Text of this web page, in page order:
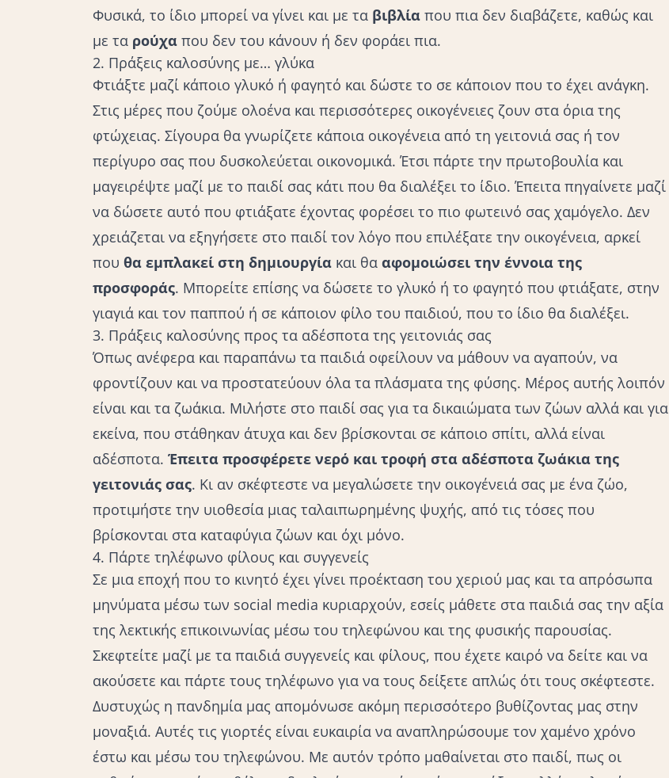
Φυσικά, το ίδιο μπορεί να γίνει και με τα βιβλία που πια δεν διαβάζετε, καθώς και
με τα ρούχα που δεν του κάνουν ή δεν φοράει πια.
2. Πράξεις καλοσύνης με… γλύκα
Φτιάξτε μαζί κάποιο γλυκό ή φαγητό και δώστε το σε κάποιον που το έχει ανάγκη.
Στις μέρες που ζούμε ολοένα και περισσότερες οικογένειες ζουν στα όρια της
φτώχειας. Σίγουρα θα γνωρίζετε κάποια οικογένεια από τη γειτονιά σας ή τον
περίγυρο σας που δυσκολεύεται οικονομικά. Έτσι πάρτε την πρωτοβουλία και
μαγειρέψτε μαζί με το παιδί σας κάτι που θα διαλέξει το ίδιο. Έπειτα πηγαίνετε μαζί
να δώσετε αυτό που φτιάξατε έχοντας φορέσει το πιο φωτεινό σας χαμόγελο. Δεν
χρειάζεται να εξηγήσετε στο παιδί τον λόγο που επιλέξατε την οικογένεια, αρκεί
που θα εμπλακεί στη δημιουργία και θα αφομοιώσει την έννοια της
προσφοράς. Μπορείτε επίσης να δώσετε το γλυκό ή το φαγητό που φτιάξατε, στην
γιαγιά και τον παππού ή σε κάποιον φίλο του παιδιού, που το ίδιο θα διαλέξει.
3. Πράξεις καλοσύνης προς τα αδέσποτα της γειτονιάς σας
Όπως ανέφερα και παραπάνω τα παιδιά οφείλουν να μάθουν να αγαπούν, να
φροντίζουν και να προστατεύουν όλα τα πλάσματα της φύσης. Μέρος αυτής λοιπόν
είναι και τα ζωάκια. Μιλήστε στο παιδί σας για τα δικαιώματα των ζώων αλλά και για
εκείνα, που στάθηκαν άτυχα και δεν βρίσκονται σε κάποιο σπίτι, αλλά είναι
αδέσποτα. Έπειτα προσφέρετε νερό και τροφή στα αδέσποτα ζωάκια της
γειτονιάς σας. Κι αν σκέφτεστε να μεγαλώσετε την οικογένειά σας με ένα ζώο,
προτιμήστε την υιοθεσία μιας ταλαιπωρημένης ψυχής, από τις τόσες που
βρίσκονται στα καταφύγια ζώων και όχι μόνο.
4. Πάρτε τηλέφωνο φίλους και συγγενείς
Σε μια εποχή που το κινητό έχει γίνει προέκταση του χεριού μας και τα απρόσωπα
μηνύματα μέσω των social media κυριαρχούν, εσείς μάθετε στα παιδιά σας την αξία
της λεκτικής επικοινωνίας μέσω του τηλεφώνου και της φυσικής παρουσίας.
Σκεφτείτε μαζί με τα παιδιά συγγενείς και φίλους, που έχετε καιρό να δείτε και να
ακούσετε και πάρτε τους τηλέφωνο για να τους δείξετε απλώς ότι τους σκέφτεστε.
Δυστυχώς η πανδημία μας απομόνωσε ακόμη περισσότερο βυθίζοντας μας στην
μοναξιά. Αυτές τις γιορτές είναι ευκαιρία να αναπληρώσουμε τον χαμένο χρόνο
έστω και μέσω του τηλεφώνου. Με αυτόν τρόπο μαθαίνεται στο παιδί, πως οι